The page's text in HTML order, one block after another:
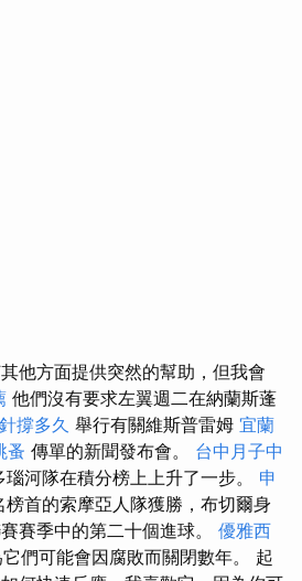
他方面提供突然的幫助，但我會
他們沒有要求左翼週二在納蘭斯蓬
撐多久 舉行有關維斯普雷姆 宜蘭
蚤 傳單的新聞發布會。 台中月子中
河隊在積分榜上上升了一步。 申
榜首的索摩亞人隊獲勝，布切爾身
賽季中的第二十個進球。 優雅西
們可能會因腐敗而關閉數年。 起